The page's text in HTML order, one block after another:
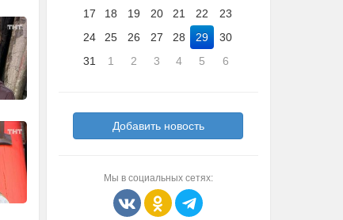
17
18 19 20 21 22
23
24
25 26 27 28 29
30
31
1 2 3 4 5 6
Добавить новость
Мы в социальных сетях: